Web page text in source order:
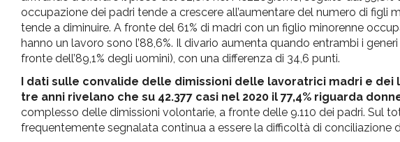
occupazione dei padri tende a crescere all’aumentare del numero di figli
tende a diminuire. A fronte del 61% di madri con un figlio minorenne
hanno un lavoro sono l’88,6%. Il divario aumenta quando entrambi i
fronte dell’89,1% degli uomini), con una differenza di 34,6 punti.
I dati sulle convalide delle dimissioni delle lavoratrici madri e
tre anni rivelano che su 42.377 casi nel 2020 il 77,4% riguarda
complesso delle dimissioni volontarie, a fronte delle 9.110 dei padri. Sul
frequentemente segnalata continua a essere la difficoltà di conciliazione